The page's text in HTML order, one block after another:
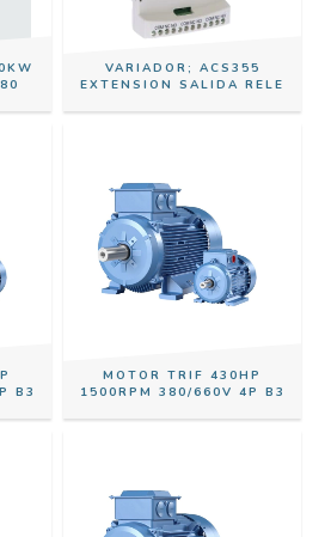
VARIADOR; ACS355
EXTENSION SALIDA RELE
B3
MOTOR TRIF 430HP
1500RPM 380/660V 4P B3